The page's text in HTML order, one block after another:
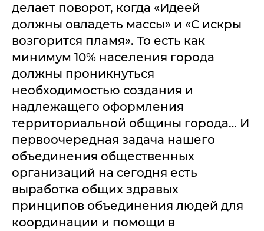
делает поворот, когда «Идеей
должны овладеть массы» и «С искры
возгорится пламя». То есть как
минимум 10% населения города
должны проникнуться
необходимостью создания и
надлежащего оформления
территориальной общины города… И
первоочередная задача нашего
объединения общественных
организаций на сегодня есть
выработка общих здравых
принципов объединения людей для
координации и помощи в